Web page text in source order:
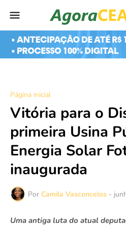
Página inicial
Vitória para o
primeira Usina
Energia Solar
inaugurada
Por Camila Vasconcelos -
Uma antiga luta do atual